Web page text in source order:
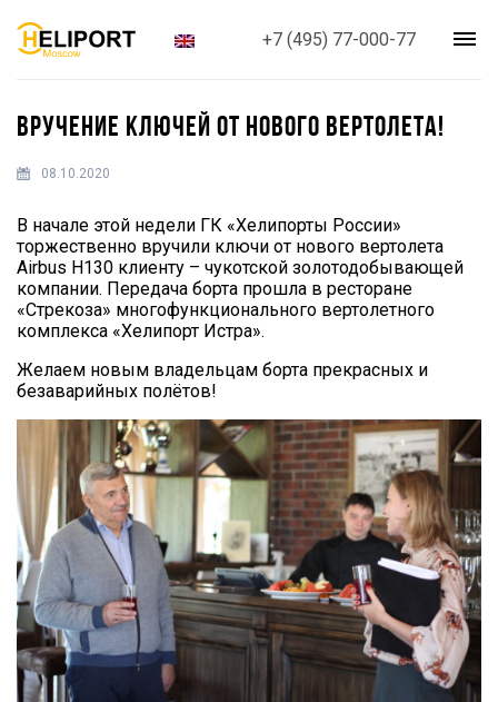
+7 (495) 77-000-77
ВРУЧЕНИЕ КЛЮЧЕЙ ОТ НОВОГО ВЕРТОЛЕТА!
08.10.2020
В начале этой недели ГК «Хелипорты России»
торжественно вручили ключи от нового вертолета
Airbus H130 клиенту – чукотской золотодобывающей
компании. Передача борта прошла в ресторане
«Стрекоза» многофункционального вертолетного
комплекса «Хелипорт Истра».
Желаем новым владельцам борта прекрасных и
безаварийных полётов!